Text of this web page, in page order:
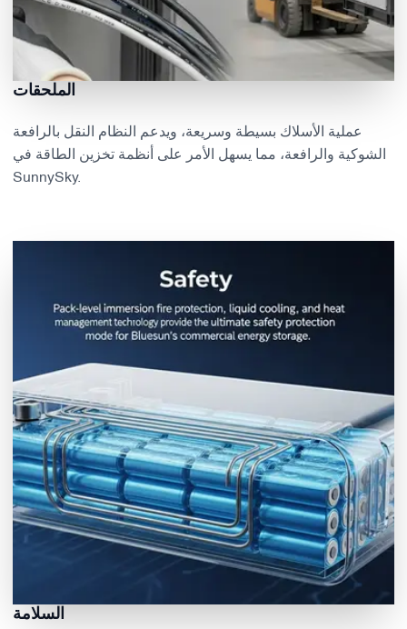
الملحقات
عملية الأسلاك بسيطة وسريعة، ويدعم النظام النقل بالرافعة
الشوكية والرافعة، مما يسهل الأمر على أنظمة تخزين الطاقة في
SunnySky.
السلامة